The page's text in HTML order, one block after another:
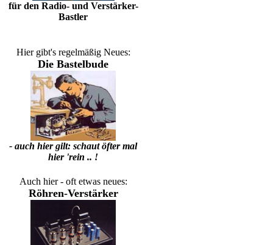
für den Radio- und Verstärker-
Bastler
Hier gibt's regelmäßig Neues:
Die Bastelbude
- auch hier gilt: schaut öfter mal
hier 'rein .. !
Auch hier - oft etwas neues:
Röhren-Verstärker